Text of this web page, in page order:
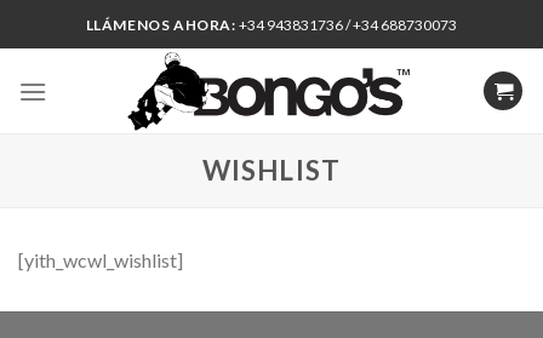
to
LLÁMENOS AHORA:+34 943831736 / +34 688730073
WISHLIST
[yith_wcwl_wishlist]